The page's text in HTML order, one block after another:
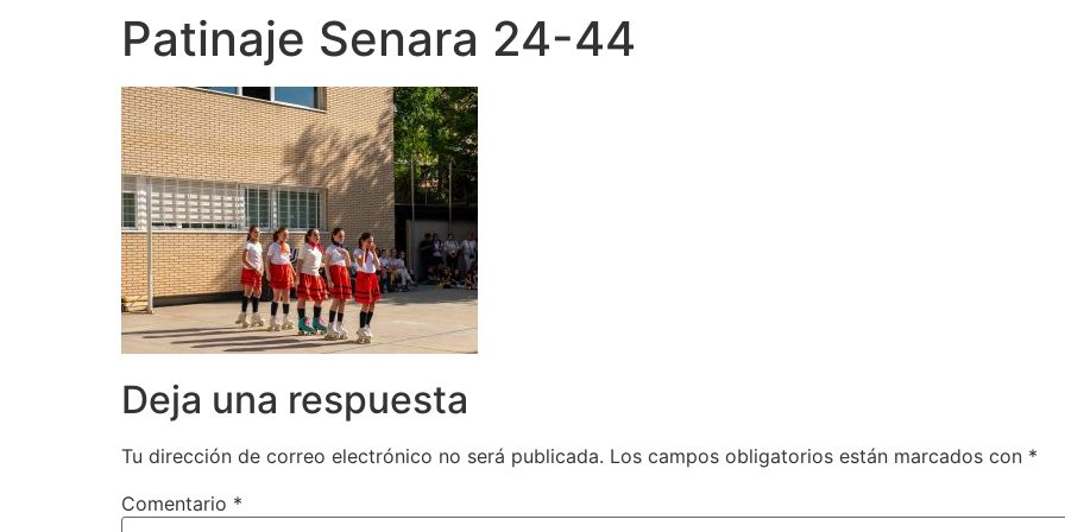
Patinaje Senara 24-44
Deja una respuesta
Tu dirección de correo electrónico no será publicada. Los campos obligatorios están marcados con *
Comentario *